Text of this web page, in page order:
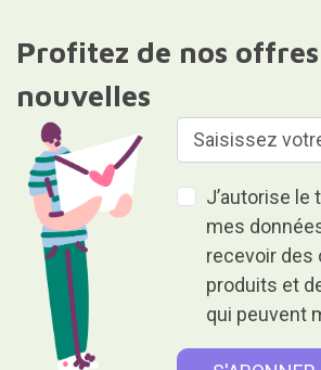
Profitez de nos
nouvelles
J’autorise le
mes
recevoir des
produits et
qui peuvent